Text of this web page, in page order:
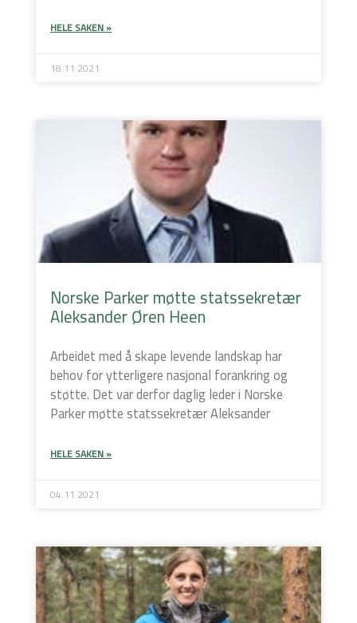
HELE SAKEN »
18.11 2021
Norske Parker møtte statssekretær
Aleksander Øren Heen
Arbeidet med å skape levende landskap har
behov for ytterligere nasjonal forankring og
støtte. Det var derfor daglig leder i Norske
Parker møtte statssekretær Aleksander
HELE SAKEN »
04.11 2021